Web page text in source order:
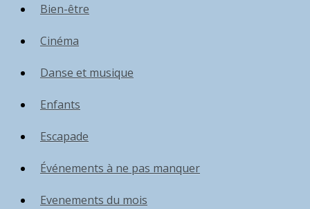
Bien-être
Cinéma
Danse et musique
Enfants
Escapade
Événements à ne pas manquer
Evenements du mois